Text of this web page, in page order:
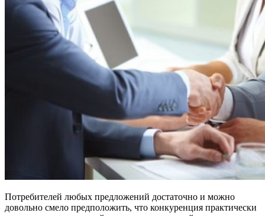
Потребителей любых предложений достаточно и можно
довольно смело предположить, что конкуренция практически